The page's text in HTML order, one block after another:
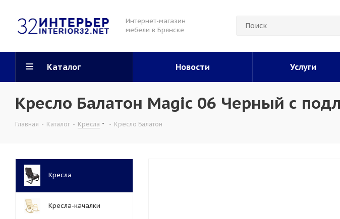
Интернет-магазин
мебели в Брянске
Каталог Новости Услуги
Кресло Балатон Magic 06 Черный с
Главная - Каталог - Кресла - Кресло Балатон
Кресла
Кресла-качалки